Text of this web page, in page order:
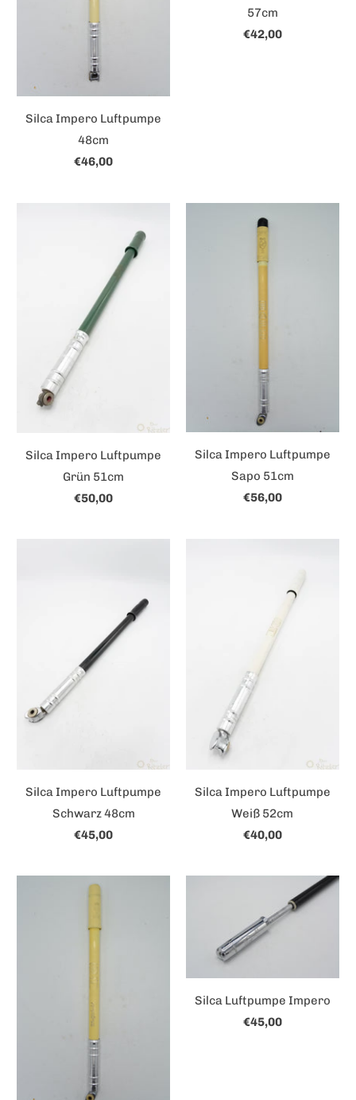
Silca Impero Luftpumpe
48cm
€46,00
57cm
€42,00
Silca Impero Luftpumpe
Grün 51cm
€50,00
Silca Impero Luftpumpe
Sapo 51cm
€56,00
Silca Impero Luftpumpe
Schwarz 48cm
€45,00
Silca Impero Luftpumpe
Weiß 52cm
€40,00
Silca Luftpumpe Impero
€45,00